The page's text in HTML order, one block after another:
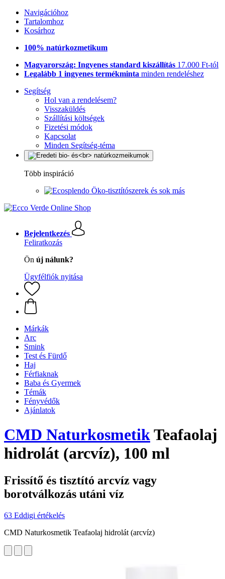
Navigációhoz
Tartalomhoz
Kosárhoz
100% natúrkozmetikum
Magyarország: Ingyenes standard kiszállítás 17.000 Ft-tól
Legalább 1 ingyenes termékminta minden rendeléshez
Segítség
Hol van a rendelésem?
Visszaküldés
Szállítási költségek
Fizetési módok
Kapcsolat
Minden Segítség-téma
Több inspiráció
Öko-tisztítószerek és sok más
Bejelentkezés
Feliratkozás
Ön új nálunk?
Ügyfélfiók nyitása
Márkák
Arc
Smink
Test és Fürdő
Haj
Férfiaknak
Baba és Gyermek
Témák
Fényvédők
Ajánlatok
CMD NaturkosmetikTeafaolaj
hidrolát (arcvíz), 100 ml
Frissítő és tisztító arcvíz vagy
borotválkozás utáni víz
63 Eddigi értékelés
CMD Naturkosmetik Teafaolaj hidrolát (arcvíz)